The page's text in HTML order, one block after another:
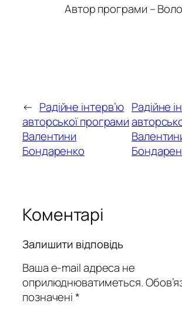
Автор програми –
← Радійне інтерв’ю
авторської програми
Валентини
Бондаренко
Радійне
Коментарі
Залишити відповідь
Ваша e-mail адреса не
оприлюднюватиметься.
позначені*